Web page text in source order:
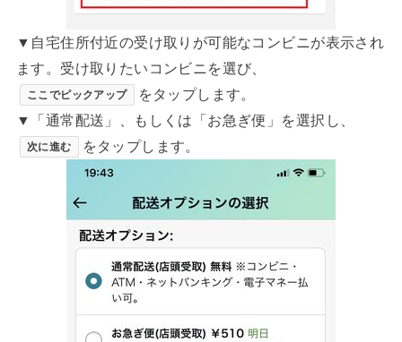
▼自宅住所付近の受け取りが可能なコンビニが表示され
ます。受け取りたいコンビニを選び、
ここでピックアップ
をタップします。
▼「通常配送」、もしくは「お急ぎ便」を選択し、
次に進む をタップします。